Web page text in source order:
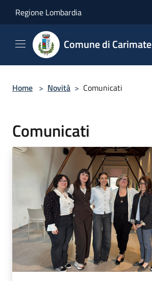
Regione Lombardia
Comune di Carimate
Home > Novità > Comunicati
Comunicati